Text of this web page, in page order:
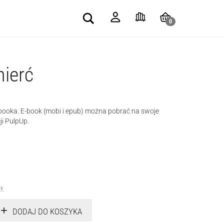
Search
0
E-book (mobi i epub) można pobrać na swoje
PulpUp.
DODAJ DO KOSZYKA